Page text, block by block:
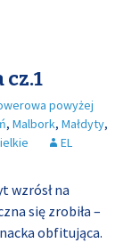
powyżej
, Malbork, Małdyty,
EL
wzrósł na
się zrobiła –
obfitująca.